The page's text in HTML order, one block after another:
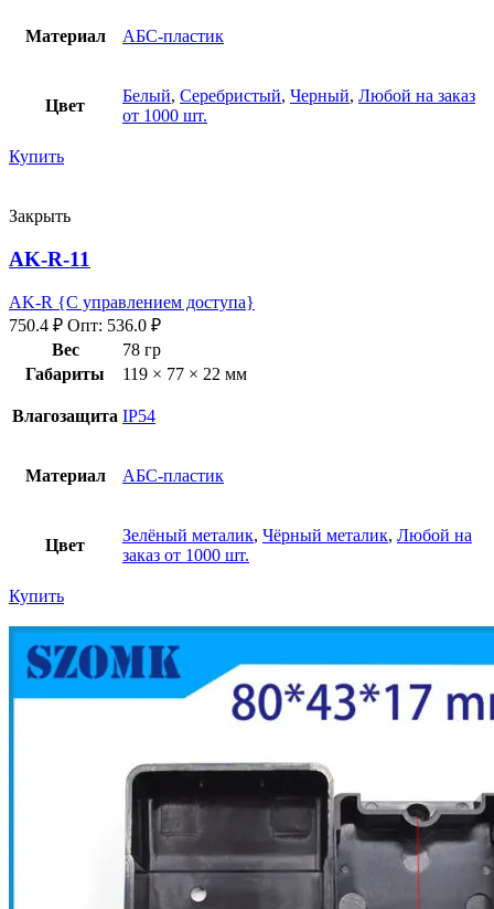
Материал АБС-пластик
Цвет
Белый, Серебристый, Черный, Любой на заказ
от 1000 шт.
Купить
Закрыть
AK-R-11
AK-R {С управлением доступа}
750.4 ₽ Опт: 536.0 ₽
Вес
78 гр
Габариты
119 × 77 × 22 мм
Влагозащита IP54
Материал АБС-пластик
Цвет
Зелёный металик, Чёрный металик, Любой на
заказ от 1000 шт.
Купить